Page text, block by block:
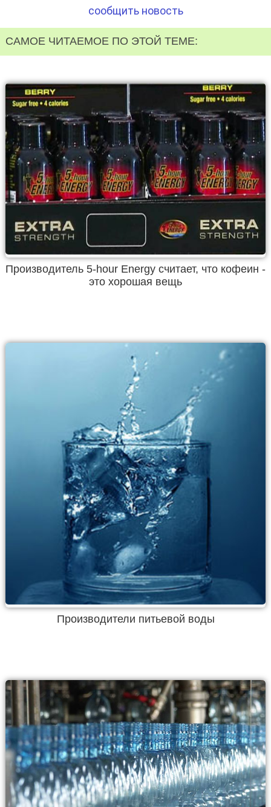
сообщить новость
САМОЕ ЧИТАЕМОЕ ПО ЭТОЙ ТЕМЕ:
Производитель 5-hour Energy считает, что кофеин -
это хорошая вещь
Производители питьевой воды